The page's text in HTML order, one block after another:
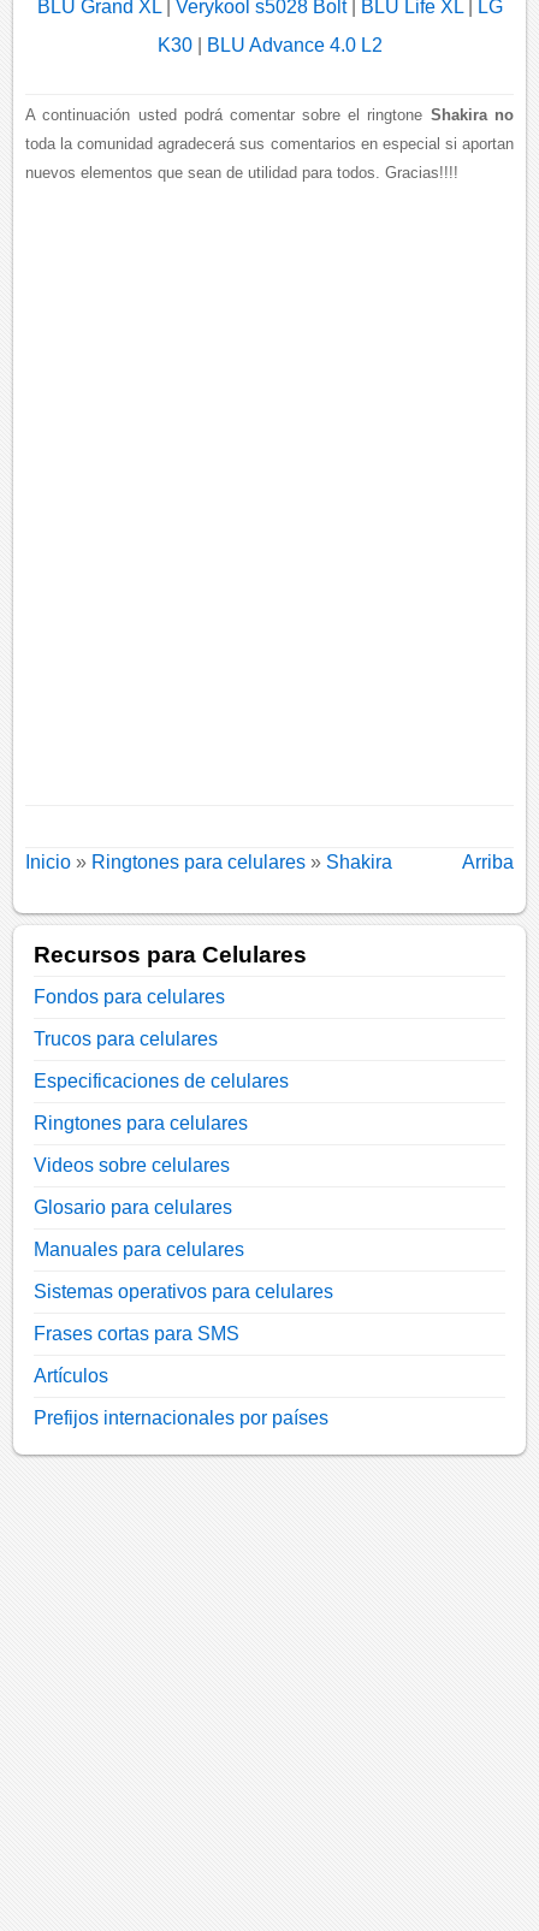
BLU Grand XL| Verykool s5028 Bolt| BLU Life XL|
LG
K30| BLU Advance 4.0 L2
A continuación usted podrá comentar sobre el ringtone Shakira no
toda la comunidad agradecerá sus comentarios en especial si aportan
nuevos elementos que sean de utilidad para todos. Gracias!!!!
Inicio » Ringtones para celulares » Shakira Arriba
Recursos para Celulares
Fondos para celulares
Trucos para celulares
Especificaciones de celulares
Ringtones para celulares
Videos sobre celulares
Glosario para celulares
Manuales para celulares
Sistemas operativos para celulares
Frases cortas para SMS
Artículos
Prefijos internacionales por países